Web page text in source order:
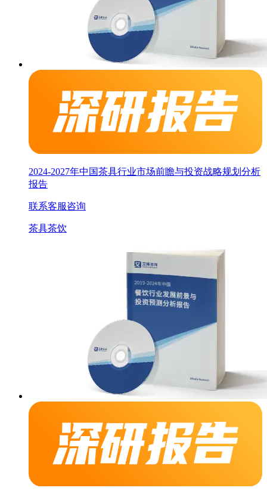
2024-2027年中国茶具行业市场前瞻与投资战略规划分析
报告
联系客服咨询
茶具茶饮